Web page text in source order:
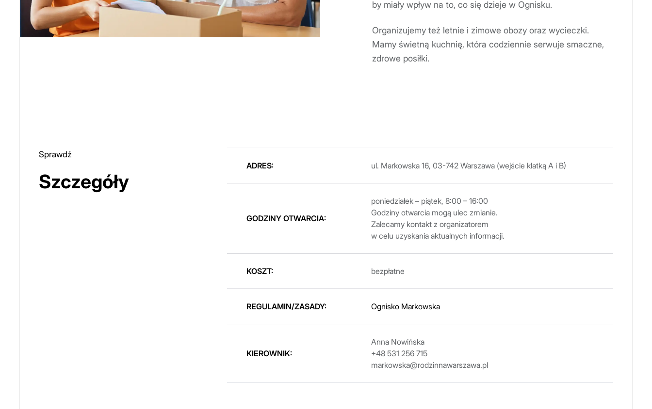
by miały wpływ na to, co się dzieje w Ognisku.
Organizujemy też letnie i zimowe obozy oraz wycieczki.
Mamy świetną kuchnię, która codziennie serwuje smaczne,
zdrowe posiłki.
Sprawdź
Szczegóły
ADRES: ul. Markowska 16, 03-742 Warszawa (wejście klatką A i B)
GODZINY OTWARCIA:
poniedziałek – piątek, 8:00 – 16:00
Godziny otwarcia mogą ulec zmianie.
Zalecamy kontakt z organizatorem
w celu uzyskania aktualnych informacji.
KOSZT: bezpłatne
REGULAMIN/ZASADY: Ognisko Markowska
KIEROWNIK:
Anna Nowińska
+48 531 256 715
markowska@rodzinnawarszawa.pl